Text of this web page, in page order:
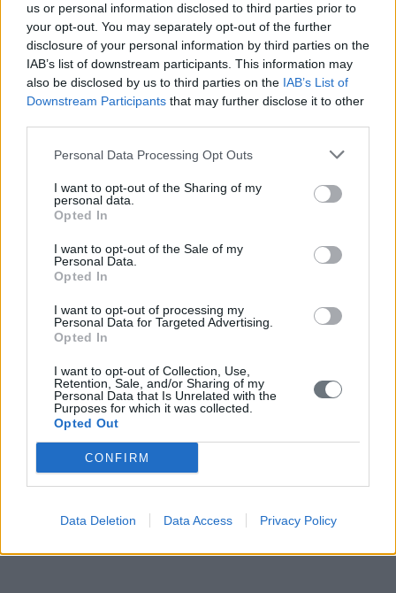
us or personal information disclosed to third parties prior to
your opt-out. You may separately opt-out of the further
disclosure of your personal information by third parties on the
IAB’s list of downstream participants. This information may
also be disclosed by us to third parties on the IAB’s List of
Downstream Participants that may further disclose it to other
Personal Data Processing Opt Outs
I want to opt-out of the Sharing of my
personal data.
Opted In
I want to opt-out of the Sale of my
Personal Data.
Opted In
I want to opt-out of processing my
Personal Data for Targeted Advertising.
Opted In
I want to opt-out of Collection, Use,
Retention, Sale, and/or Sharing of my
Personal Data that Is Unrelated with the
Purposes for which it was collected.
Opted Out
CONFIRM
Data Deletion Data Access Privacy Policy